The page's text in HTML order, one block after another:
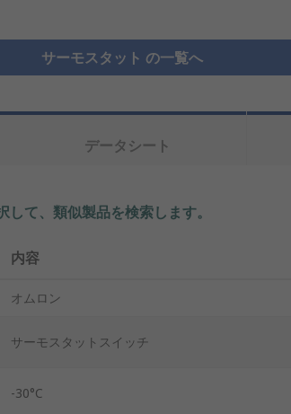
サーモスタット の一覧へ
データシート
て、類似製品を検索します。
内容
オムロン
サーモスタットスイッチ
-30°C